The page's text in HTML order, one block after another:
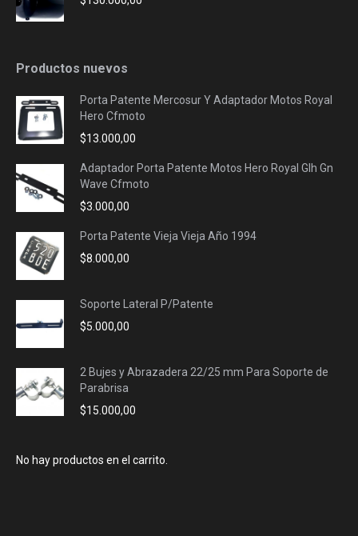
Productos nuevos
Porta Patente Mercosur Y Adaptador Motos Royal
Hero Cfmoto
$13.000,00
Adaptador Porta Patente Motos Hero Royal Glh Gn
Wave Cfmoto
$3.000,00
Porta Patente Vieja Vieja Año 1994
$8.000,00
Soporte Lateral P/Patente
$5.000,00
2 Bujes y Abrazadera 22/25 mm Para Soporte de
Parabrisa
$15.000,00
No hay productos en el carrito.